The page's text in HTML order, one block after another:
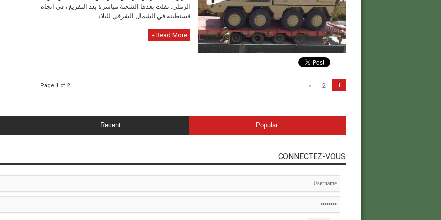
الرملي. نقلت بعدها الشحنة مباشرة بعد التفريغ ، في اتجاه
قسنطينة في الشمال الشرقي للبلاد.
Read More »
Page 1 of 2 1
2
»
Popular
Recent
CONNECTEZ-VOUS